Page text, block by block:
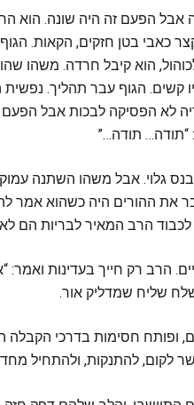
אבל הפעם זה היה שונה. הוא
כאבי בטן חזקים, הקאות.
הוא קיבל חרדה. משהו
קשים. הגוף עבר תהליך.
הפסיקה לבכות אבל הפעם
תודה…”
גלוי. אבל משהו השתנה
את ההורים היה כשהוא אמר
הרב המאיר לבריות הם
הרב רק חייך בעדינות ואמר:
שליח שמדליק אור.
ופותח חסימות בדרכי הקבלה
לקום, להתנקות, ולהתחיל